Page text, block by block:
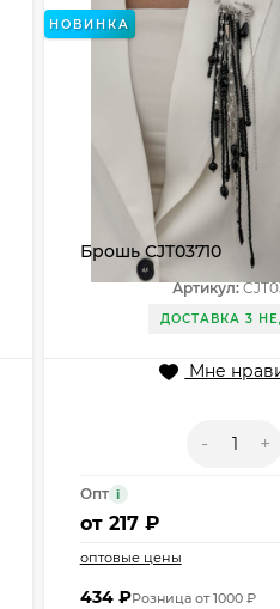
НОВИНКА
Брошь CJT03710
Артикул:
ДОСТАВКА 3
Мне
- +
Опт i
от 217 ₽
оптовые цены
434 ₽Розница от 1000 ₽